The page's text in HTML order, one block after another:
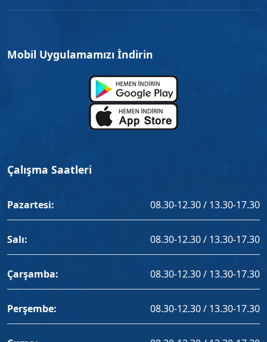
Mobil Uygulamamızı İndirin
Çalışma Saatleri
Pazartesi: 08.30-12.30 / 13.30-17.30
Salı: 08.30-12.30 / 13.30-17.30
Çarşamba: 08.30-12.30 / 13.30-17.30
Perşembe: 08.30-12.30 / 13.30-17.30